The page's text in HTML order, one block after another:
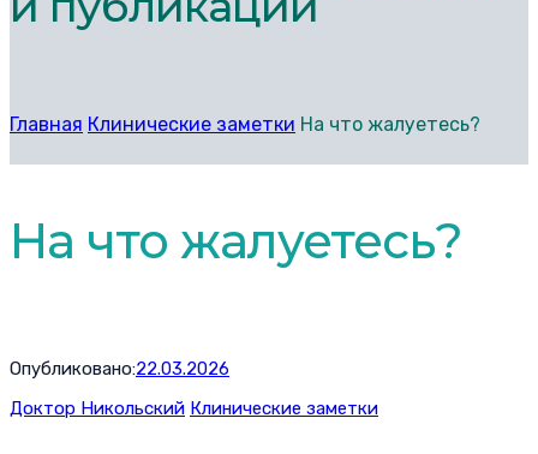
Главная Клинические заметки На что жалуетесь?
На что жалуетесь?
Опубликовано:22.03.2026
Доктор Никольский Клинические заметки